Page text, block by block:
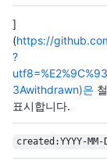
]
(https://
?
3Awithdrawn)은
표시합니다.
created:YYYY-MM-